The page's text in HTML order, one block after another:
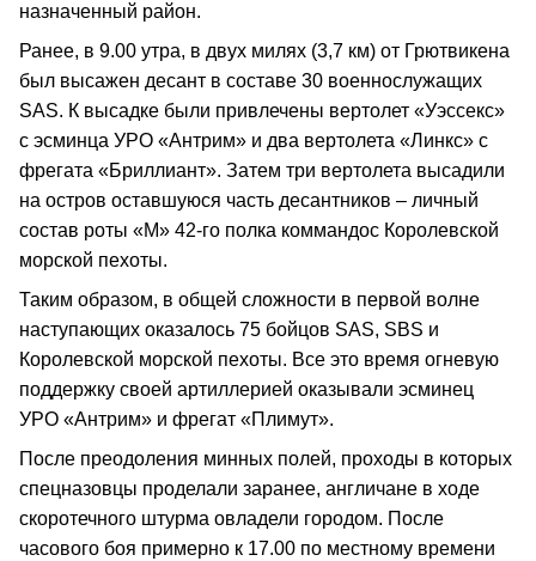
назначенный район.
Ранее, в 9.00 утра, в двух милях (3,7 км) от Грютвикена
был высажен десант в составе 30 военнослужащих
SAS. К высадке были привлечены вертолет «Уэссекс»
с эсминца УРО «Антрим» и два вертолета «Линкс» с
фрегата «Бриллиант». Затем три вертолета высадили
на остров оставшуюся часть десантников – личный
состав роты «М» 42-го полка коммандос Королевской
морской пехоты.
Таким образом, в общей сложности в первой волне
наступающих оказалось 75 бойцов SAS, SBS и
Королевской морской пехоты. Все это время огневую
поддержку своей артиллерией оказывали эсминец
УРО «Антрим» и фрегат «Плимут».
После преодоления минных полей, проходы в которых
спецназовцы проделали заранее, англичане в ходе
скоротечного штурма овладели городом. После
часового боя примерно к 17.00 по местному времени